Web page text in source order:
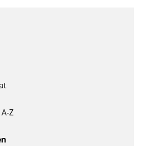
Z